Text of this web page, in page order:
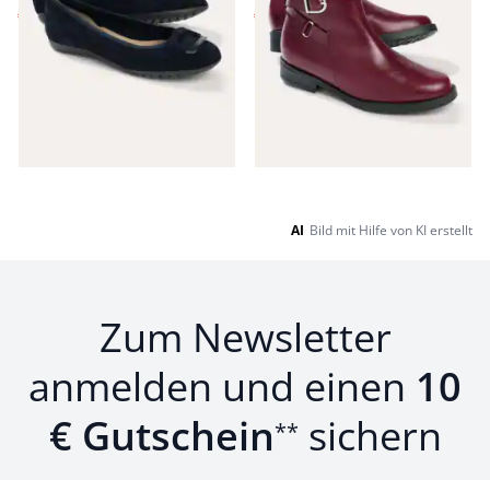
€ 79,99 (-46%) € 149,99 (-35%)
AI Bild mit Hilfe von KI erstellt
Zum Newsletter
anmelden und einen 10
€ Gutschein** sichern